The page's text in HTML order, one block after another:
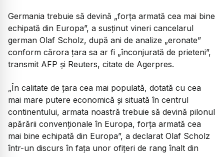
Germania trebuie să devină „forţa armată cea mai bine
echipată din Europa”, a susţinut vineri cancelarul
german Olaf Scholz, după ani de analize „eronate”
conform cărora ţara sa ar fi „înconjurată de prieteni”,
transmit AFP şi Reuters, citate de Agerpres.
„În calitate de ţara cea mai populată, dotată cu cea
mai mare putere economică şi situată în centrul
continentului, armata noastră trebuie să devină pilonul
apărării convenţionale în Europa, forţa armată cea
mai bine echipată din Europa”, a declarat Olaf Scholz
într-un discurs în faţa unor ofiţeri de rang înalt din